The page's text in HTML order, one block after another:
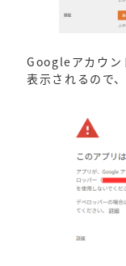
Googleアカウン
表示されるので